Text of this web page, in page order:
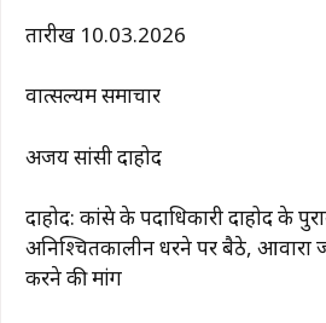
तारीख 10.03.2026
वात्सल्यम समाचार
अजय सांसी दाहोद
दाहोद: कांग्रेस के पदाधिकारी दाहोद के
अनिश्चितकालीन धरने पर बैठे, आवारा
करने की मांग